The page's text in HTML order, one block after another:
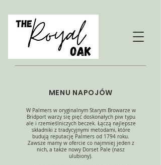
MENU NAPOJÓW
W Palmers w oryginalnym Starym Browarze w
Bridport warzy się pięć doskonałych piw typu
ale i rzemieślniczych beczek. Łączą najlepsze
składniki z tradycyjnymi metodami, które
budują reputację Palmers od 1794 roku.
Zawsze mamy w ofercie co najmniej jeden z
nich, a także nowy Dorset Pale (nasz
ulubiony).